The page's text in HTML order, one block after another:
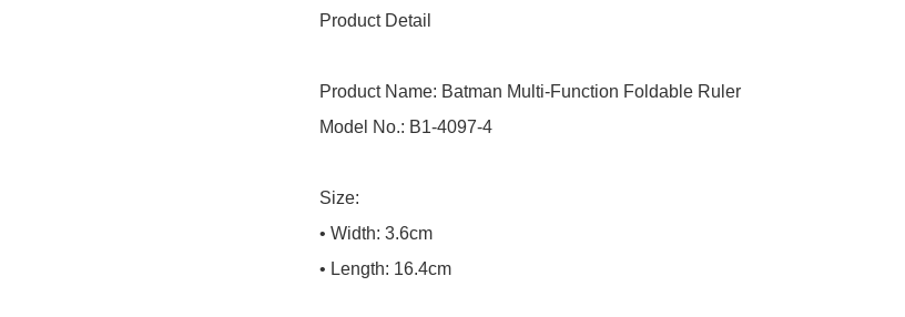
Product Detail
Product Name: Batman Multi-Function Foldable Ruler
Model No.: B1-4097-4
Size:
• Width: 3.6cm
• Length: 16.4cm